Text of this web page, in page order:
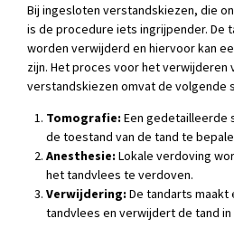
Bij ingesloten verstandskiezen, die
is de procedure iets ingrijpender. De
worden verwijderd en hiervoor kan
zijn. Het proces voor het verwijderen
verstandskiezen omvat de volgende
Tomografie: Een gedetailleerde
de toestand van de tand te
Anesthesie: Lokale verdoving
het tandvlees te verdoven.
Verwijdering: De tandarts maakt
tandvlees en verwijdert de tand in